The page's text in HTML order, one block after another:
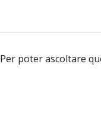
Per poter ascoltare